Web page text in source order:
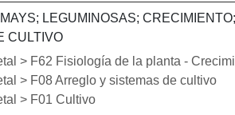
LEGUMINOSAS;
CULTIVO
> F62 Fisiología de la planta -
> F08 Arreglo y sistemas de cultivo
> F01 Cultivo